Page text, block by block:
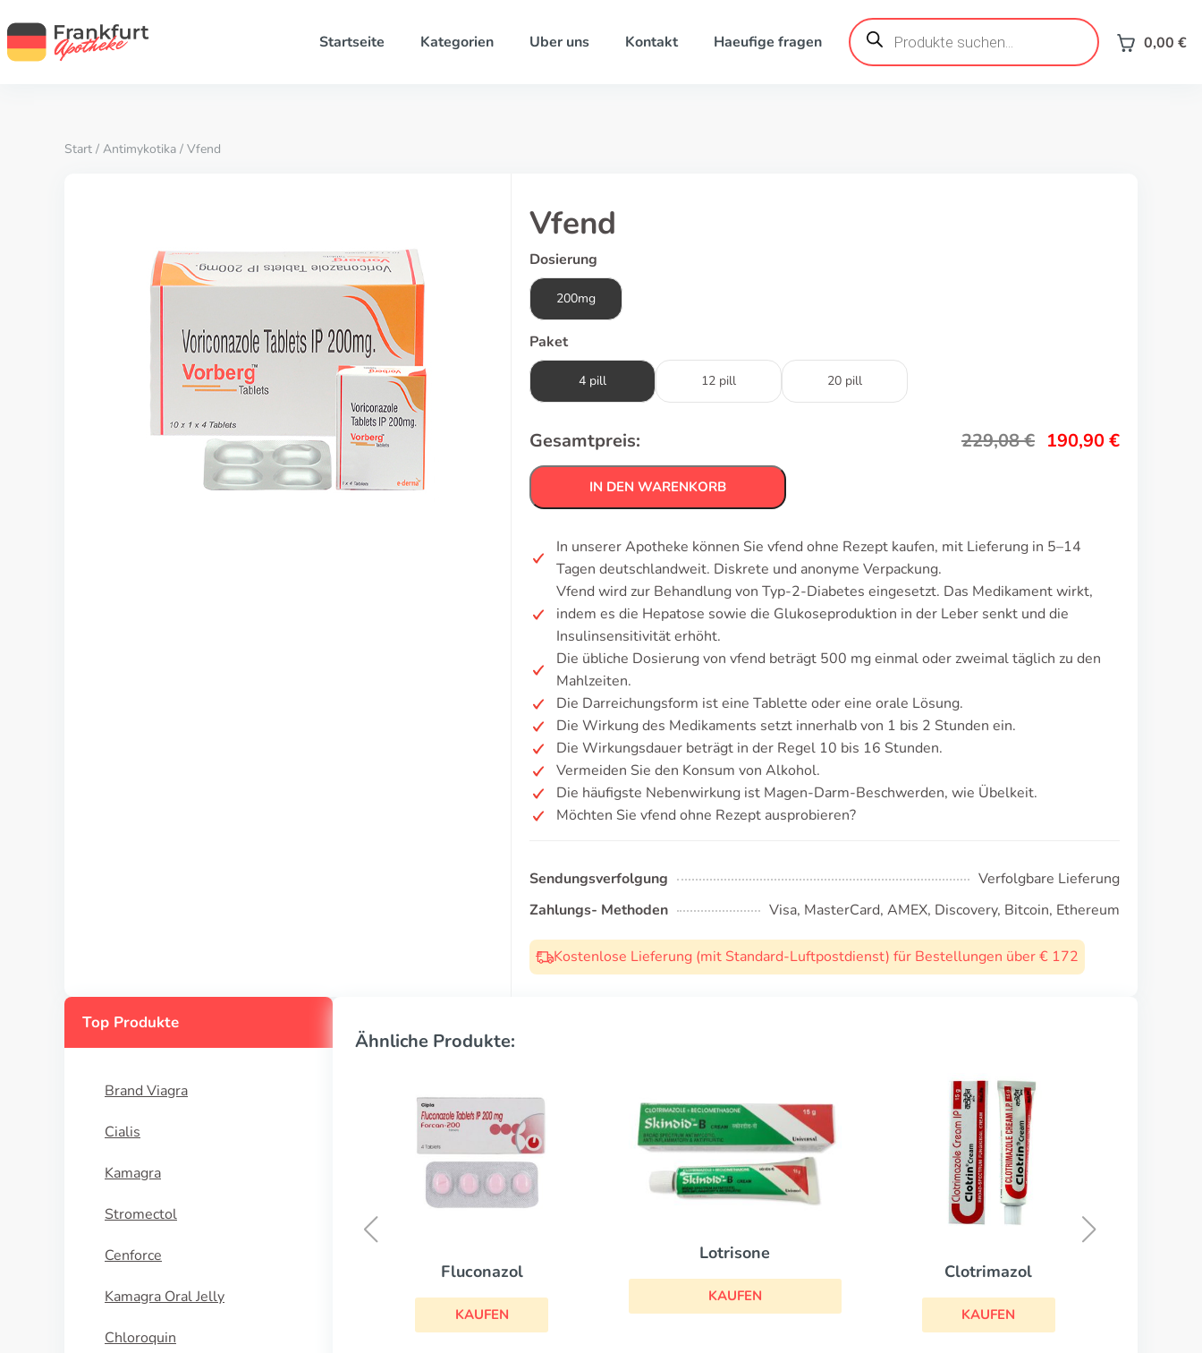
Startseite Kategorien Uber uns Kontakt Haeufige fragen
Products
search 0,00 €
Start / Antimykotika / Vfend
Vfend
Dosierung
200mg
Paket
4 pill 12 pill 20 pill
Gesamtpreis: 229,08€ 190,90€
IN DEN WARENKORB
In unserer Apotheke können Sie vfend ohne Rezept kaufen, mit Lieferung in 5–14
Tagen deutschlandweit. Diskrete und anonyme Verpackung.
Vfend wird zur Behandlung von Typ-2-Diabetes eingesetzt. Das Medikament wirkt,
indem es die Hepatose sowie die Glukoseproduktion in der Leber senkt und die
Insulinsensitivität erhöht.
Die übliche Dosierung von vfend beträgt 500 mg einmal oder zweimal täglich zu den
Mahlzeiten.
Die Darreichungsform ist eine Tablette oder eine orale Lösung.
Die Wirkung des Medikaments setzt innerhalb von 1 bis 2 Stunden ein.
Die Wirkungsdauer beträgt in der Regel 10 bis 16 Stunden.
Vermeiden Sie den Konsum von Alkohol.
Die häufigste Nebenwirkung ist Magen-Darm-Beschwerden, wie Übelkeit.
Möchten Sie vfend ohne Rezept ausprobieren?
Sendungsverfolgung
Verfolgbare Lieferung
Zahlungs- Methoden
Visa, MasterCard, AMEX, Discovery, Bitcoin, Ethereum
Kostenlose Lieferung (mit Standard-Luftpostdienst) für Bestellungen über € 172
Top Produkte
Brand Viagra
Cialis
Kamagra
Stromectol
Cenforce
Kamagra Oral Jelly
Chloroquin
Ähnliche Produkte:
KAUFEN
KAUFEN
Terbinafin